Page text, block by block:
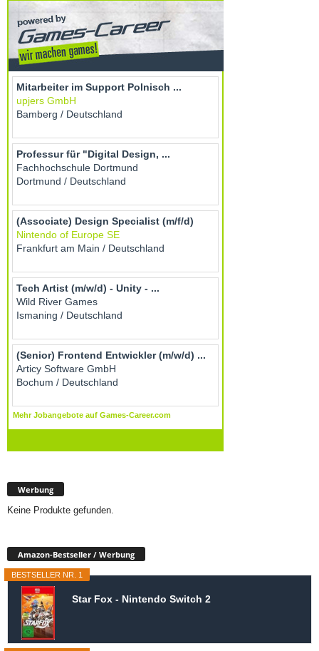
Werbung
Keine Produkte gefunden.
Amazon-Bestseller / Werbung
BESTSELLER NR. 1
Star Fox - Nintendo Switch 2